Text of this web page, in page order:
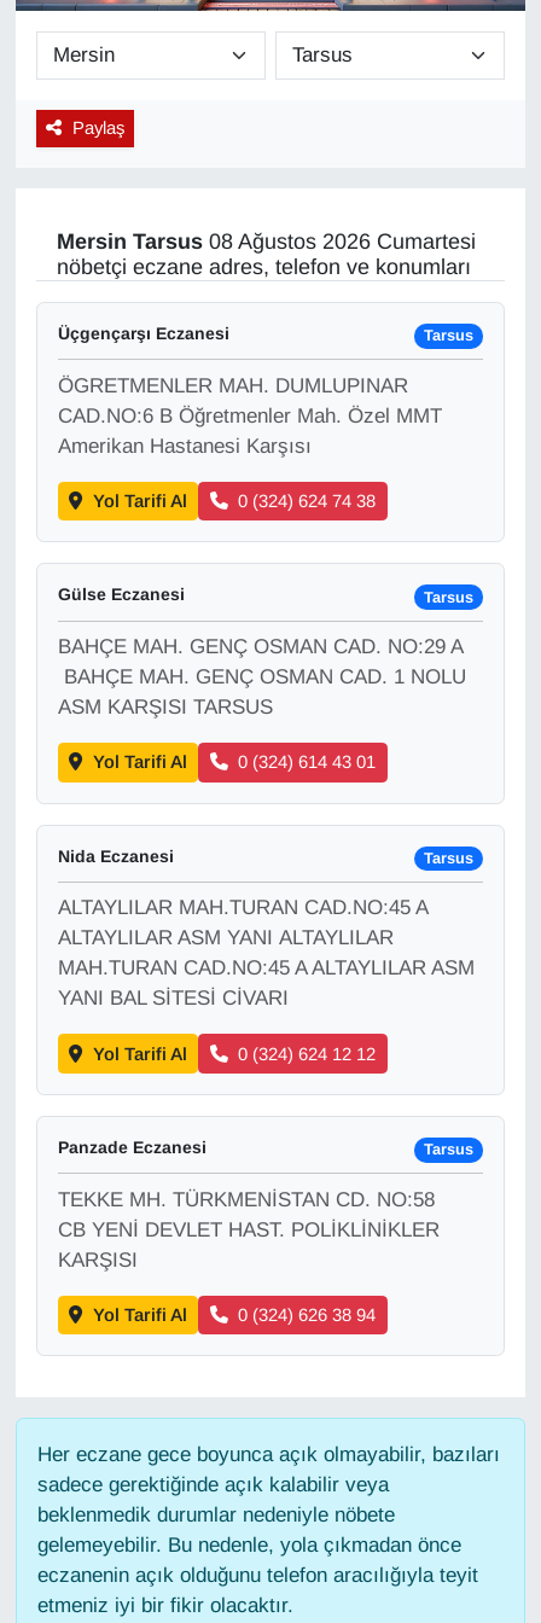
Paylaş
Mersin Tarsus08 Ağustos 2026 Cumartesi
nöbetçi eczane adres, telefon ve konumları
Üçgençarşı Eczanesi Tarsus
ÖGRETMENLER MAH. DUMLUPINAR
CAD.NO:6 B Öğretmenler Mah. Özel MMT
Amerikan Hastanesi Karşısı
Yol Tarifi Al 0 (324) 624 74 38
Gülse Eczanesi Tarsus
BAHÇE MAH. GENÇ OSMAN CAD. NO:29 A
BAHÇE MAH. GENÇ OSMAN CAD. 1 NOLU
ASM KARŞISI TARSUS
Yol Tarifi Al 0 (324) 614 43 01
Nida Eczanesi Tarsus
ALTAYLILAR MAH.TURAN CAD.NO:45 A
ALTAYLILAR ASM YANI ALTAYLILAR
MAH.TURAN CAD.NO:45 A ALTAYLILAR ASM
YANI BAL SİTESİ CİVARI
Yol Tarifi Al 0 (324) 624 12 12
Panzade Eczanesi Tarsus
TEKKE MH. TÜRKMENİSTAN CD. NO:58
CB YENİ DEVLET HAST. POLİKLİNİKLER
KARŞISI
Yol Tarifi Al 0 (324) 626 38 94
Her eczane gece boyunca açık olmayabilir, bazıları
sadece gerektiğinde açık kalabilir veya
beklenmedik durumlar nedeniyle nöbete
gelemeyebilir. Bu nedenle, yola çıkmadan önce
eczanenin açık olduğunu telefon aracılığıyla teyit
etmeniz iyi bir fikir olacaktır.
Diğer
DÜNYA
EKONOMİ
Eleman
Emlak
En çok konuşulanlar
Güncel
Gündem
Haber
HABERDE İNSAN
İngilizce
Kadın
Kamu Alımları
Kim Kimdir?
Kültür & Sanat
KURDÎ
MAGAZİN
MEDYA
ONE EKONOMİ
POLİTİKA
RÖPORTAJ
SAĞLIK
Seri İlan